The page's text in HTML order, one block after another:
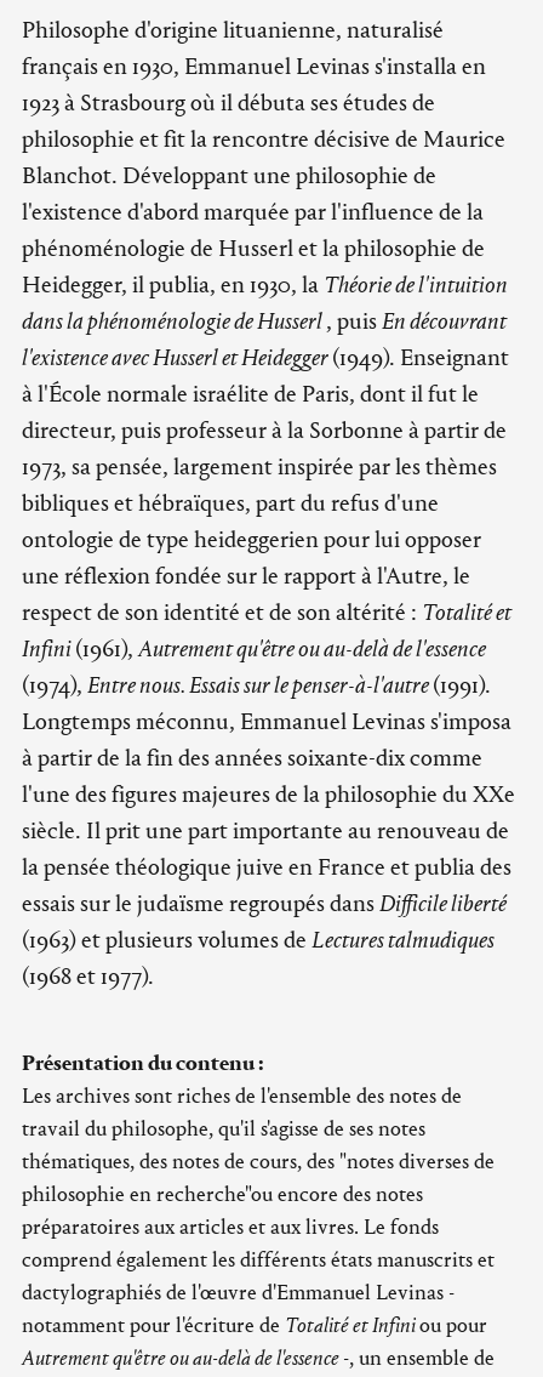
Philosophe d'origine lituanienne, naturalisé
français en 1930, Emmanuel Levinas s'installa en
1923 à Strasbourg où il débuta ses études de
philosophie et fit la rencontre décisive de Maurice
Blanchot. Développant une philosophie de
l'existence d'abord marquée par l'influence de la
phénoménologie de Husserl et la philosophie de
Heidegger, il publia, en 1930, la Théorie de l'intuition
dans la phénoménologie de Husserl, puisEn découvrant
l'existence avec Husserl et Heidegger(1949). Enseignant
à l'École normale israélite de Paris, dont il fut le
directeur, puis professeur à la Sorbonne à partir de
1973, sa pensée, largement inspirée par les thèmes
bibliques et hébraïques, part du refus d'une
ontologie de type heideggerien pour lui opposer
une réflexion fondée sur le rapport à l'Autre, le
respect de son identité et de son altérité : Totalité et
Infini(1961),Autrement qu'être ou au-delà de l'essence
(1974), Entre nous. Essais sur le penser-à-l'autre(1991).
Longtemps méconnu, Emmanuel Levinas s'imposa
à partir de la fin des années soixante-dix comme
l'une des figures majeures de la philosophie du XXe
siècle. Il prit une part importante au renouveau de
la pensée théologique juive en France et publia des
essais sur le judaïsme regroupés dansDifficile liberté
(1963) et plusieurs volumes de Lectures talmudiques
(1968 et 1977).
Présentation du contenu :
Les archives sont riches de l'ensemble des notes de
travail du philosophe, qu'il s'agisse de ses notes
thématiques, des notes de cours, des "notes diverses de
philosophie en recherche"ou encore des notes
préparatoires aux articles et aux livres. Le fonds
comprend également les différents états manuscrits et
dactylographiés de l'œuvre d'Emmanuel Levinas -
notamment pour l'écriture de Totalité et Infiniou pour
Autrement qu'être ou au-delà de l'essence-, un ensemble de